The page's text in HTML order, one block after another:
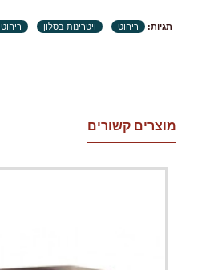
תגיות: ריהוט ויטרינות בסלון
מוצרים קשורים